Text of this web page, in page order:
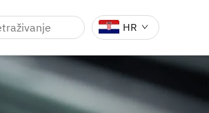
DENTALNI INSTRUMENTI
HR